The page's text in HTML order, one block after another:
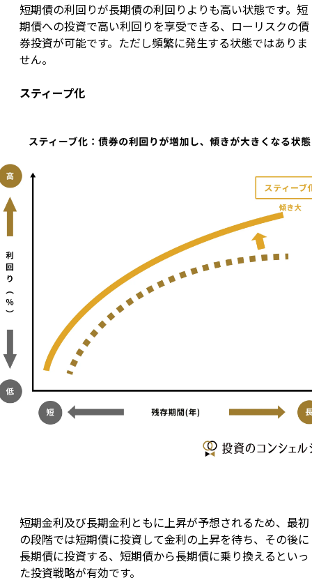
短期債の利回りが長期債の利回りよりも高い状態です。短
期債への投資で高い利回りを享受できる、ローリスクの債
券投資が可能です。ただし頻繁に発生する状態ではありま
せん。
スティープ化
短期金利及び長期金利ともに上昇が予想されるため、最初
の段階では短期債に投資して金利の上昇を待ち、その後に
長期債に投資する、短期債から長期債に乗り換えるといっ
た投資戦略が有効です。